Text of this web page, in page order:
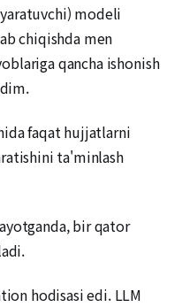
yaratuvchi) modeli
chiqishda men
qancha ishonish
faqat hujjatlarni
ta'minlash
bir qator
hodisasi edi. LLM